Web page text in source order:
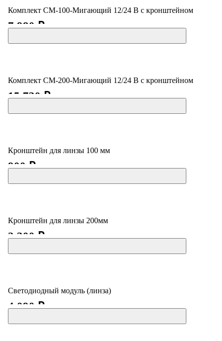
Комплект СМ-100-Мигающий 12/24 В с кронштейном
7 980 ₽
Комплект СМ-200-Мигающий 12/24 В с кронштейном
15 730 ₽
Кронштейн для линзы 100 мм
900 ₽
Кронштейн для линзы 200мм
2 300 ₽
Светодиодный модуль (линза)
4 090 ₽